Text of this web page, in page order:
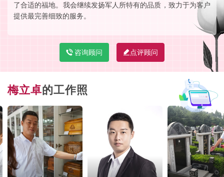
了合适的福地。我会继续发扬军人所特有的品质，致力于为客户
提供最完善细致的服务。
咨询顾问 点评顾问
梅立卓的工作照